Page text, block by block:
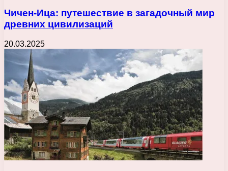
Чичен-Ица: путешествие в загадочный мир
древних цивилизаций
20.03.2025